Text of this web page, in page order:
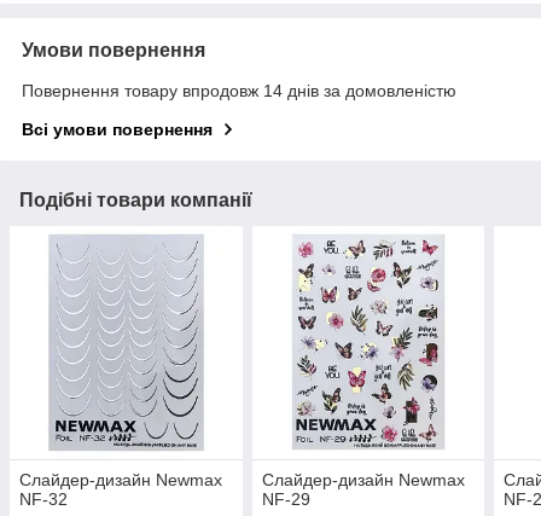
Умови повернення
Повернення товару впродовж 14 днів за домовленістю
Всі умови повернення
Подібні товари компанії
Слайдер-дизайн Newmax
NF-32
Слайдер-дизайн Newmax
NF-29
NF-